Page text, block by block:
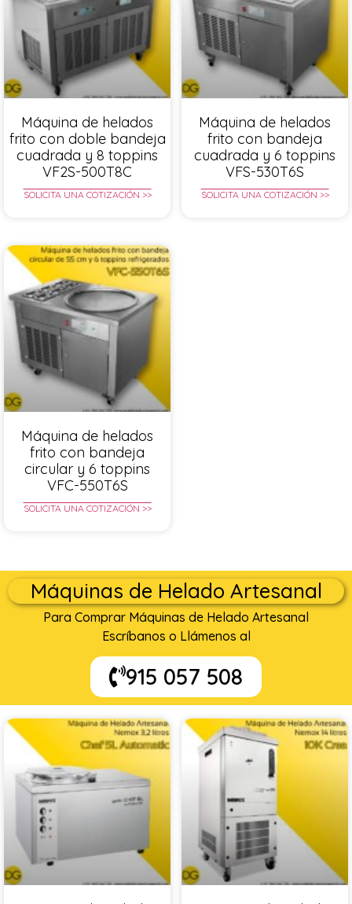
Máquina de helados
frito con doble bandeja
cuadrada y 8 toppins
VF2S-500T8C
SOLICITA UNA COTIZACIÓN >>
Máquina de helados
frito con bandeja
cuadrada y 6 toppins
VFS-530T6S
SOLICITA UNA COTIZACIÓN >>
Máquina de helados
frito con bandeja
circular y 6 toppins
VFC-550T6S
SOLICITA UNA COTIZACIÓN >>
Máquinas de Helado Artesanal
Para Comprar Máquinas de Helado Artesanal
Escríbanos o Llámenos al
915 057 508